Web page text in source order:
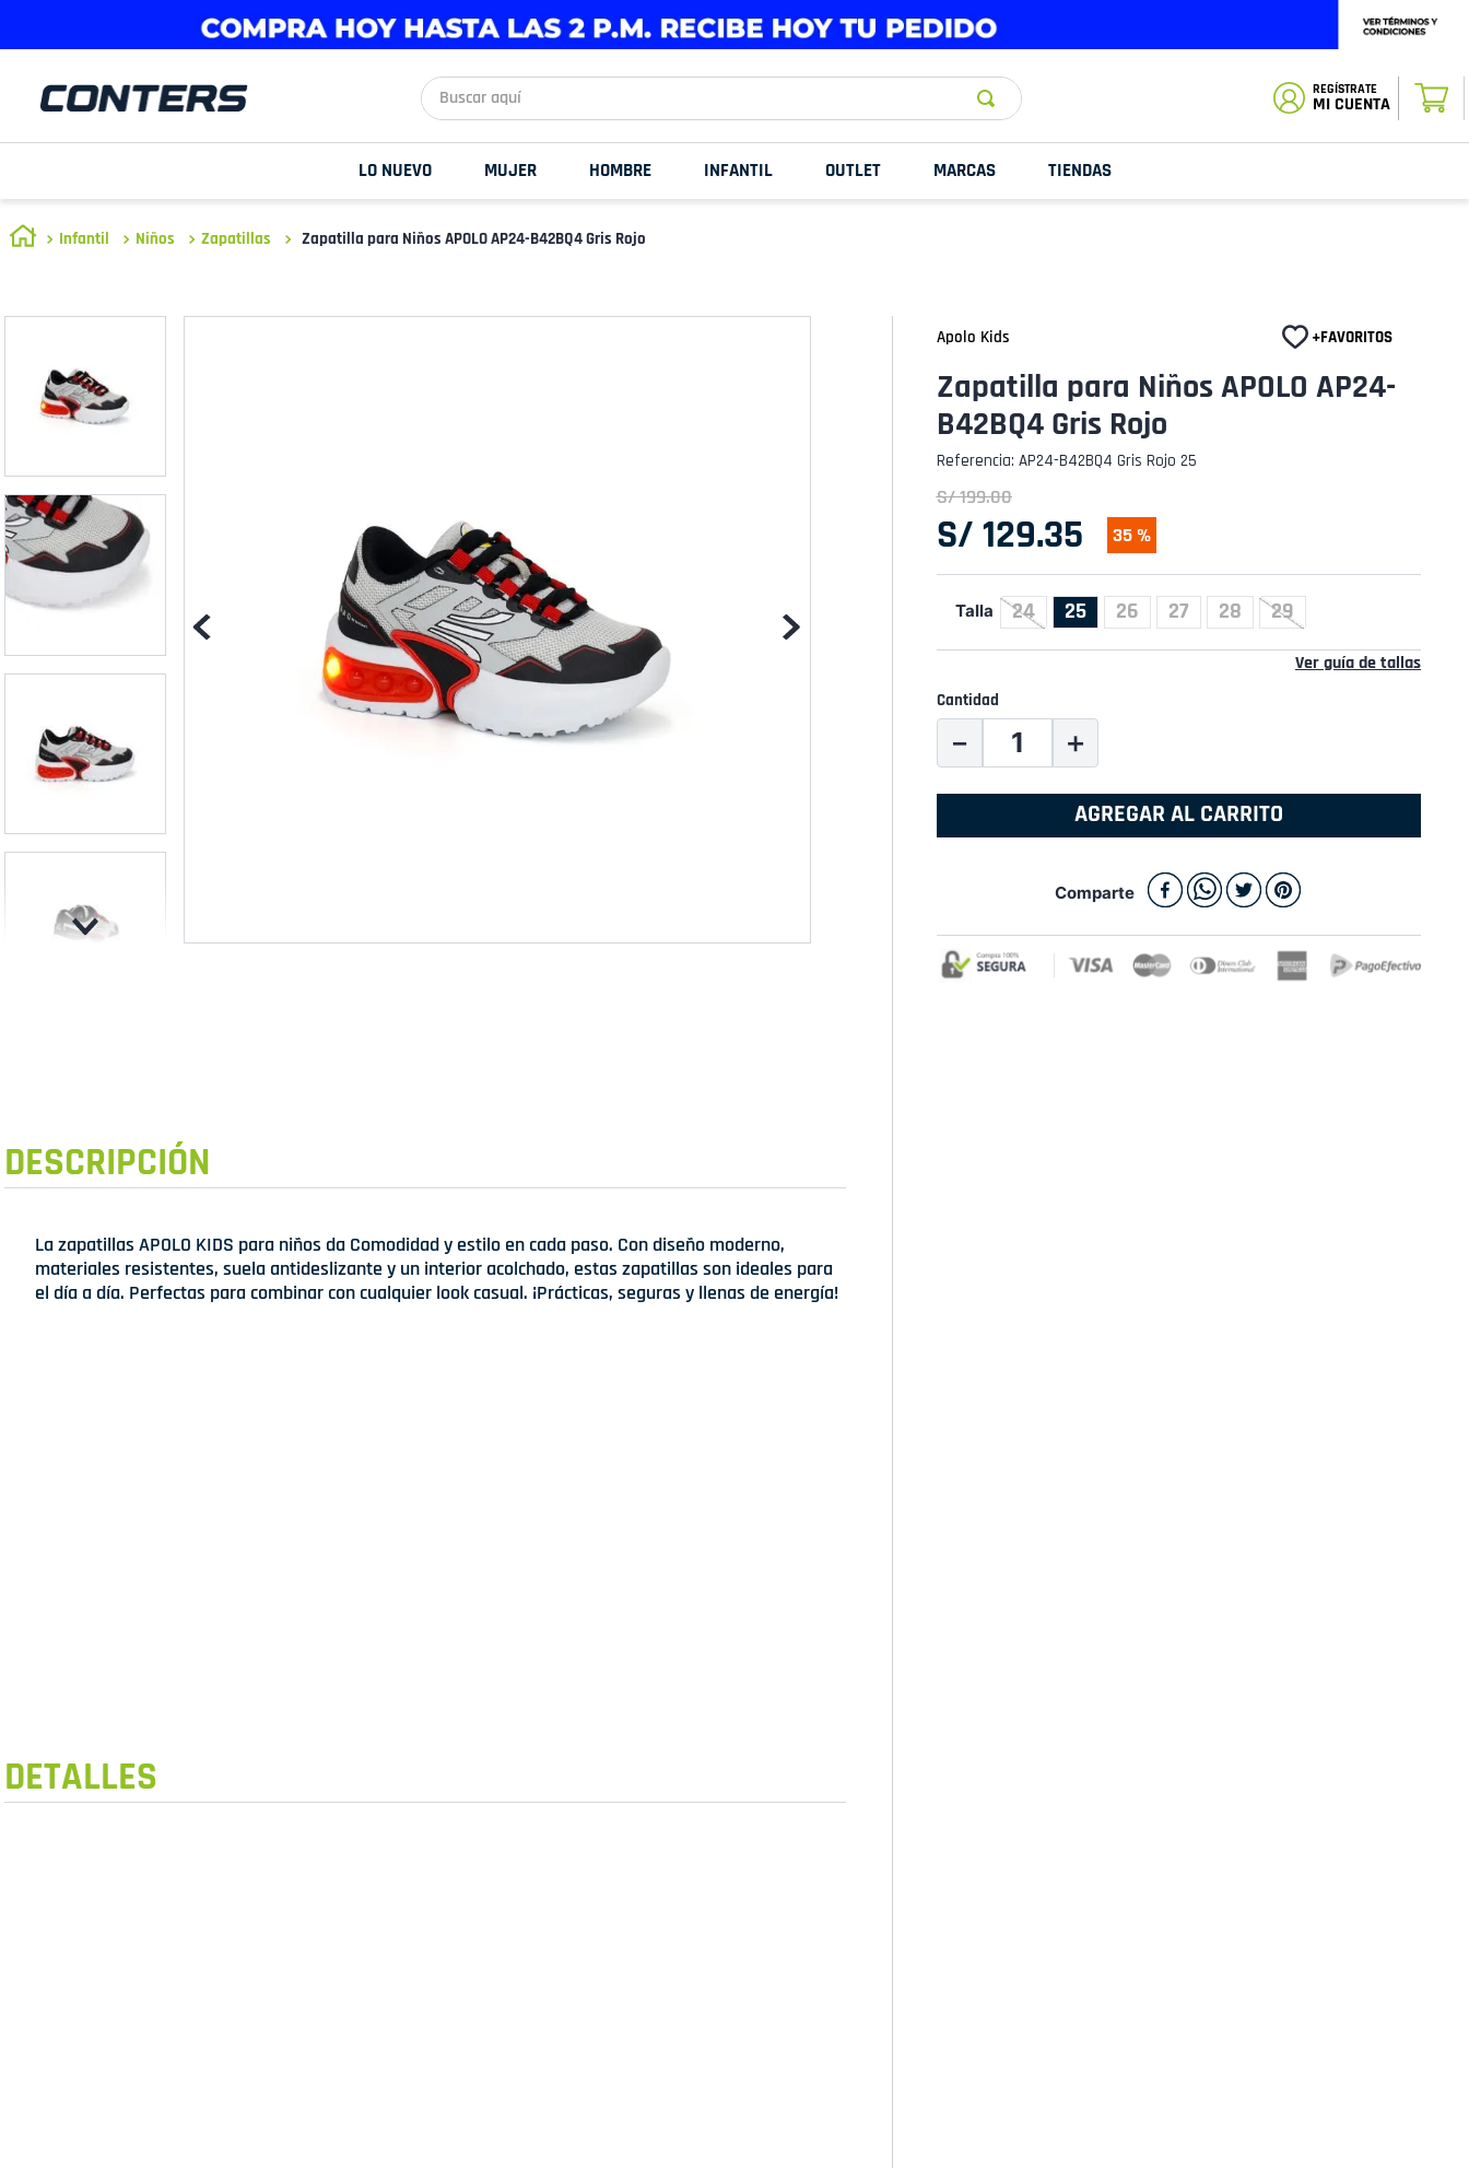
Buscar aquí
MI CUENTA
LO NUEVO MUJER HOMBRE INFANTIL OUTLET MARCAS TIENDAS
Infantil Niños Zapatillas Zapatilla para Niños APOLO AP24-B42BQ4 Gris Rojo
DESCRIPCIÓN
La zapatillas APOLO KIDS para niños da Comodidad y estilo en cada paso. Con diseño moderno,
materiales resistentes, suela antideslizante y un interior acolchado, estas zapatillas son ideales para
el día a día. Perfectas para combinar con cualquier look casual. ¡Prácticas, seguras y llenas de energía!
DETALLES
Apolo Kids
Zapatilla para Niños APOLO AP24-
B42BQ4 Gris Rojo
Referencia: AP24-B42BQ4 Gris Rojo 25
S/199.00
S/ 129.35 35 %
Talla 24 25 26 27 28 29
Ver guía de tallas
Cantidad
＋
－
AGREGAR AL CARRITO
Comparte